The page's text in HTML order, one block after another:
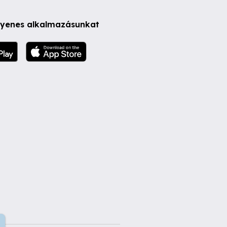
alkalmazásunkat